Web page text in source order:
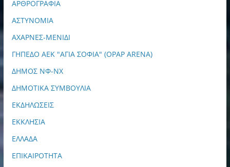
ΑΡΘΡΟΓΡΑΦΙΑ
ΑΣΤΥΝΟΜΙΑ
ΑΧΑΡΝΕΣ-ΜΕΝΙΔΙ
ΓΗΠΕΔΟ ΑΕΚ "ΑΓΙΑ ΣΟΦΙΑ" (OPAP ARENA)
ΔΗΜΟΣ ΝΦ-ΝΧ
ΔΗΜΟΤΙΚΑ ΣΥΜΒΟΥΛΙΑ
ΕΚΔΗΛΩΣΕΙΣ
ΕΚΚΛΗΣΙΑ
ΕΛΛΑΔΑ
ΕΠΙΚΑΙΡΟΤΗΤΑ